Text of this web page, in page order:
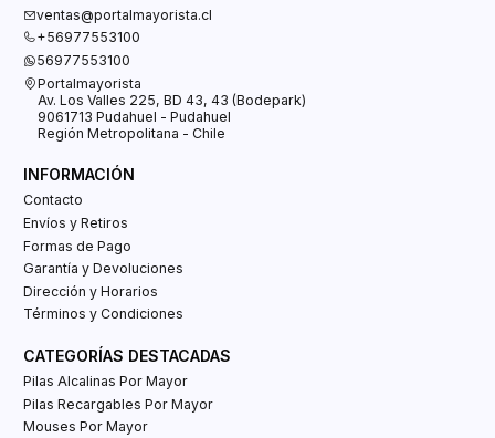
ventas@portalmayorista.cl
+56977553100
56977553100
Portalmayorista
Av. Los Valles 225, BD 43, 43 (Bodepark)
9061713 Pudahuel - Pudahuel
Región Metropolitana - Chile
INFORMACIÓN
Contacto
Envíos y Retiros
Formas de Pago
Garantía y Devoluciones
Dirección y Horarios
Términos y Condiciones
CATEGORÍAS DESTACADAS
Pilas Alcalinas Por Mayor
Pilas Recargables Por Mayor
Mouses Por Mayor